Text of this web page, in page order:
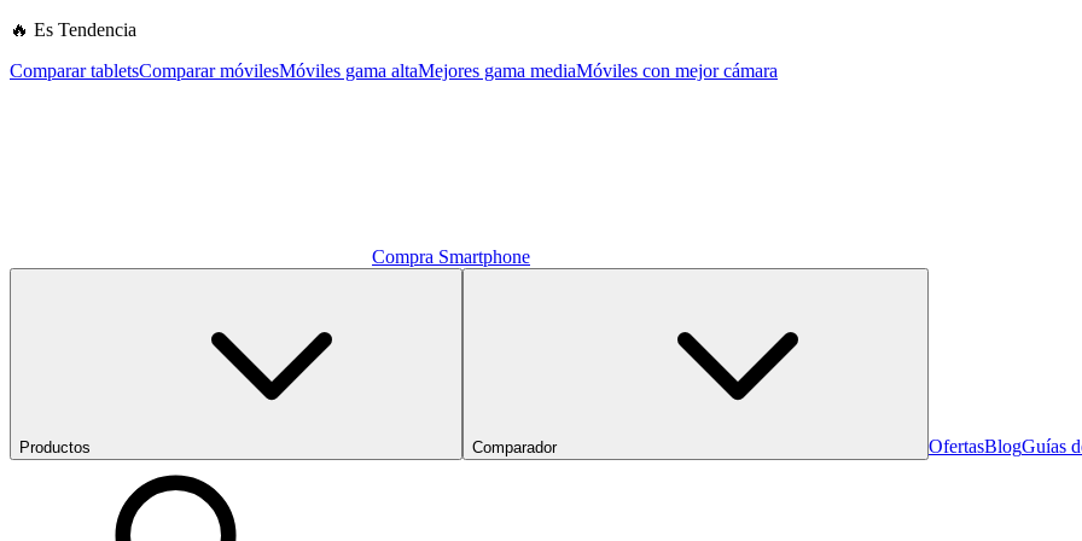
🔥 Es Tendencia
Comparar tabletsComparar móvilesMóviles gama altaMejores gama mediaMóviles con mejor cámara
Compra Smartphone
Productos Comparador OfertasBlogGuías